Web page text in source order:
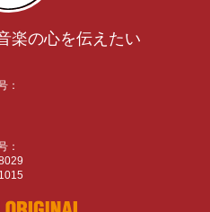
楽の心を伝えたい
：
：